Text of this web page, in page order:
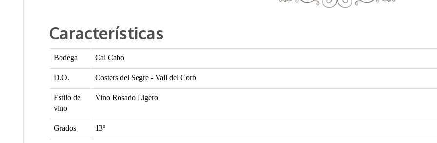
Características
Bodega Cal Cabo
D.O. Costers del Segre - Vall del Corb
Estilo de
vino
Vino Rosado Ligero
Grados 13º